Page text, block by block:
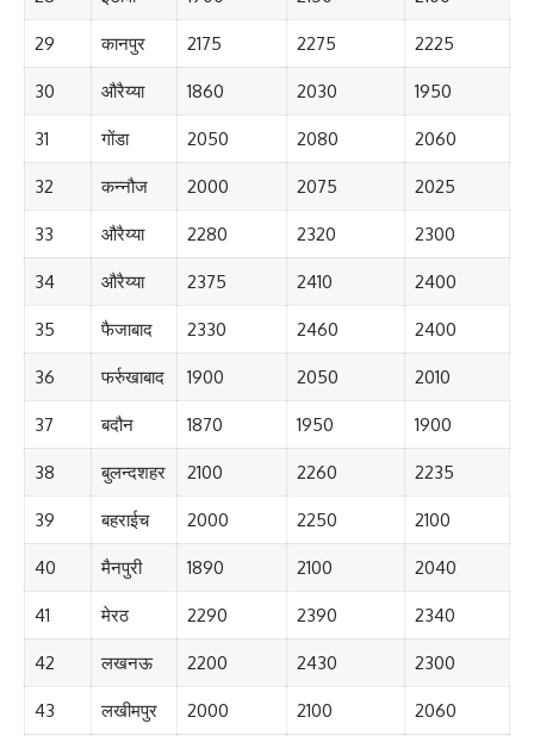
29 कानपुर 2175 2275 2225
30 औरैय्या 1860 2030 1950
31 गोंडा 2050 2080 2060
32 कन्नौज 2000 2075 2025
33 औरैय्या 2280 2320 2300
34 औरैय्या 2375 2410 2400
35 फैजाबाद 2330 2460 2400
36 फर्रुखाबाद 1900 2050 2010
37 बदौन 1870 1950 1900
38 बुलन्दशहर 2100 2260 2235
39 बहराईच 2000 2250 2100
40 मैनपुरी 1890 2100 2040
41 मेरठ 2290 2390 2340
42 लखनऊ 2200 2430 2300
43 लखीमपुर 2000 2100 2060